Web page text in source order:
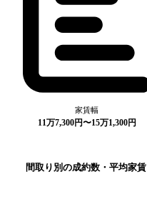
家賃幅
11万7,300円〜15万1,300円
間取り別の成約数・平均家賃